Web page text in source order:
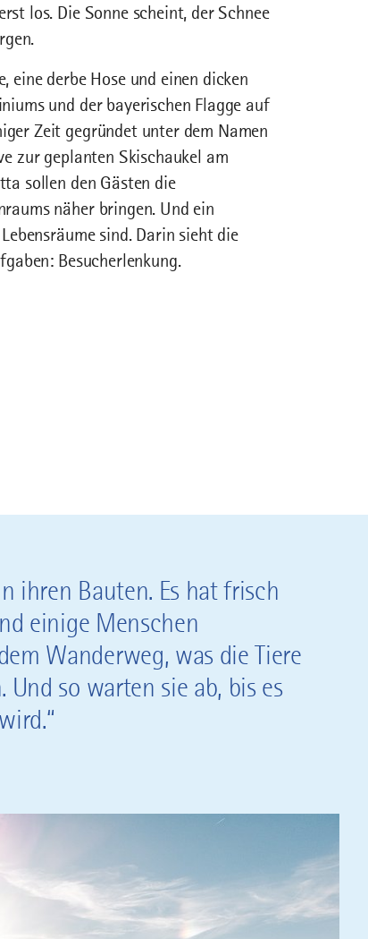
los. Die Sonne scheint, der Schnee
derbe Hose und einen dicken
und der bayerischen Flagge auf
Zeit gegründet unter dem Namen
zur geplanten Skischaukel am
sollen den Gästen die
näher bringen. Und ein
sind. Darin sieht die
Besucherlenkung.
ihren Bauten. Es hat frisch
einige Menschen
Wanderweg, was die Tiere
so warten sie ab, bis es